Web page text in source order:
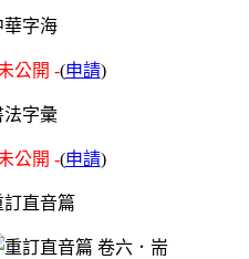
華字海
公開 -(申請)
法字彙
公開 -(申請)
訂直音篇